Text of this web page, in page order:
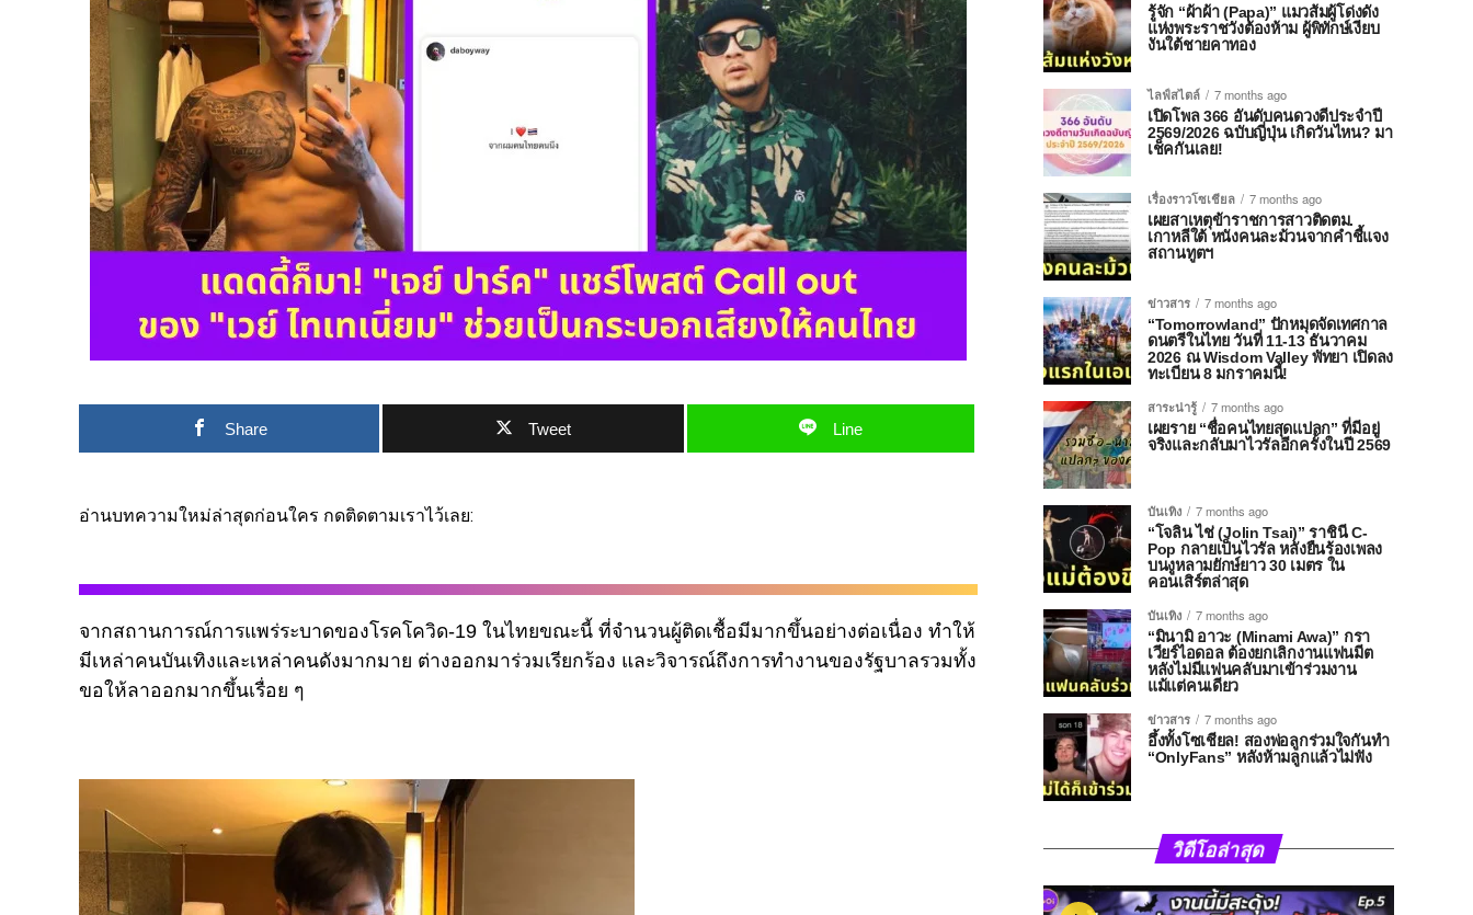
Share Tweet Line
อ่านบทความใหม่ล่าสุดก่อนใคร กดติดตามเราไว้เลย:
จากสถานการณ์การแพร่ระบาดของโรคโควิด-19 ในไทยขณะนี้ ที่จำนวนผู้ติดเชื้อมีมากขึ้นอย่างต่อเนื่อง ทำให้
มีเหล่าคนบันเทิงและเหล่าคนดังมากมาย ต่างออกมาร่วมเรียกร้อง และวิจารณ์ถึงการทำงานของรัฐบาลรวมทั้ง
ขอให้ลาออกมากขึ้นเรื่อย ๆ
รู้จัก “ผ้าผ้า (Papa)” แมวส้มผู้โด่งดัง
แห่งพระราชวังต้องห้าม ผู้พิทักษ์เงียบ
งันใต้ชายคาทอง
ไลฟ์สไตล์
7 months ago
เปิดโพล 366 อันดับคนดวงดีประจำปี
2569/2026 ฉบับญี่ปุ่น เกิดวันไหน? มา
เช็คกันเลย!
เรื่องราวโซเชียล
7 months ago
เผยสาเหตุข้าราชการสาวติดตม.
เกาหลีใต้ หนังคนละม้วนจากคำชี้แจง
สถานทูตฯ
ข่าวสาร
7 months ago
“Tomorrowland” ปักหมุดจัดเทศกาล
ดนตรีในไทย วันที่ 11-13 ธันวาคม
2026 ณ Wisdom Valley พัทยา เปิดลง
ทะเบียน 8 มกราคมนี้!
สาระน่ารู้
7 months ago
เผยราย “ชื่อคนไทยสุดแปลก” ที่มีอยู่
จริงและกลับมาไวรัลอีกครั้งในปี 2569
บันเทิง
7 months ago
“โจลิน ไช่ (Jolin Tsai)” ราชินี C-
Pop กลายเป็นไวรัล หลังยืนร้องเพลง
บนงูหลามยักษ์ยาว 30 เมตร ใน
คอนเสิร์ตล่าสุด
บันเทิง
7 months ago
“มินามิ อาวะ (Minami Awa)” กรา
เวียร์ไอดอล ต้องยกเลิกงานแฟนมีต
หลังไม่มีแฟนคลับมาเข้าร่วมงาน
แม้แต่คนเดียว
ข่าวสาร
7 months ago
อึ้งทั้งโซเชียล! สองพ่อลูกร่วมใจกันทำ
“OnlyFans” หลังห้ามลูกแล้วไม่ฟัง
วิดีโอล่าสุด